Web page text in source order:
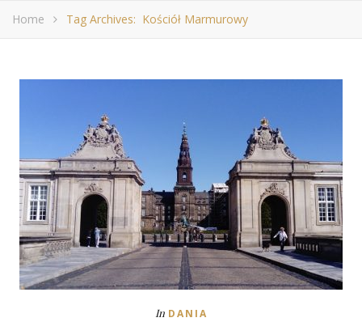
Home Tag Archives: Kościół Marmurowy
In DANIA